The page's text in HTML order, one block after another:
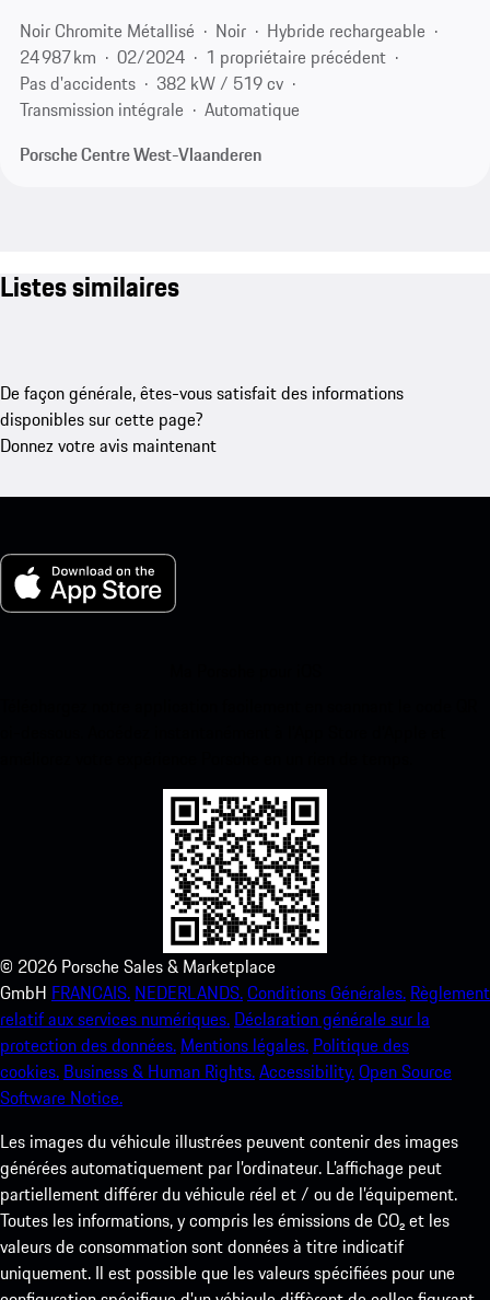
Noir Chromite Métallisé
Noir
Hybride rechargeable
24 987 km
02/2024
1 propriétaire précédent
Pas d'accidents
382 kW / 519 cv
Transmission intégrale
Automatique
Porsche Centre West-Vlaanderen
Listes similaires
De façon générale, êtes-vous satisfait des informations
disponibles sur cette page?
Donnez votre avis maintenant
© 2026 Porsche Sales & Marketplace
GmbH FRANCAIS. NEDERLANDS.Conditions Générales. Règlement
relatif aux services numériques. Déclaration générale sur la
protection des données. Mentions légales. Politique des
cookies. Business & Human Rights.Accessibility.Open Source
Software Notice.
Les images du véhicule illustrées peuvent contenir des images
générées automatiquement par l’ordinateur. L’affichage peut
partiellement différer du véhicule réel et / ou de l’équipement.
Toutes les informations, y compris les émissions de CO₂ et les
valeurs de consommation sont données à titre indicatif
uniquement. Il est possible que les valeurs spécifiées pour une